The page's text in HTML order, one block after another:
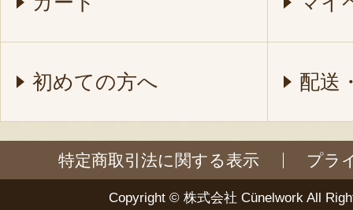
初めての方へ 配送
特定商取引法に関する表示 プラ
Copyright © 株式会社 Cünelwork All